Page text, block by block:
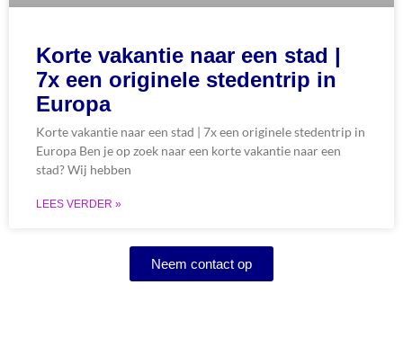
Korte vakantie naar een stad |
7x een originele stedentrip in
Europa
Korte vakantie naar een stad | 7x een originele stedentrip in
Europa Ben je op zoek naar een korte vakantie naar een
stad? Wij hebben
LEES VERDER »
Neem contact op